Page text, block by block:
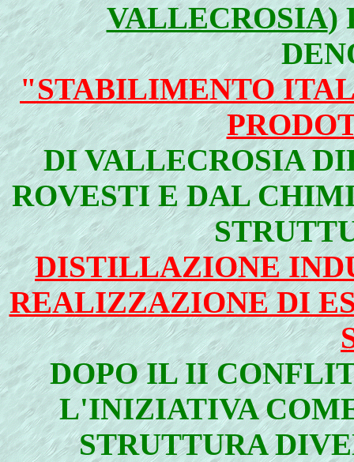
VALLECROSIA)
"STABILIMENTO
DI VALLECROSIA
ROVESTI E DAL
DISTILLAZIONE
REALIZZAZIONE DI
DOPO IL II
L'INIZIATIVA
STRUTTURA